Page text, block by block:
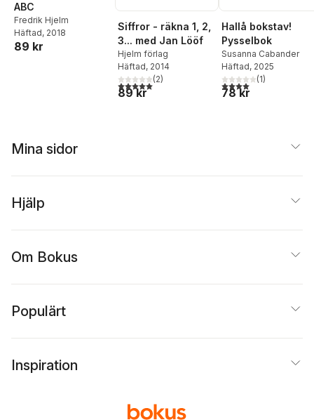
ABC
Fredrik Hjelm
Häftad, 2018
89 kr
Siffror - räkna 1, 2,
3... med Jan Lööf
Hjelm förlag
Häftad, 2014
5,0utav 5 stjärnor. Totalt antal röster:
(2)
89 kr
Hallå bokstav!
Pysselbok
Susanna Cabander
Häftad, 2025
4,0utav 5 stjärnor.
(1)
78 kr
Mina sidor
Hjälp
Om Bokus
Populärt
Inspiration